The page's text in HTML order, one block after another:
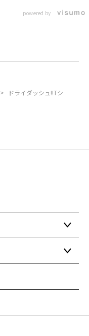
powered by
>
ドライダッシュ!!Tシ